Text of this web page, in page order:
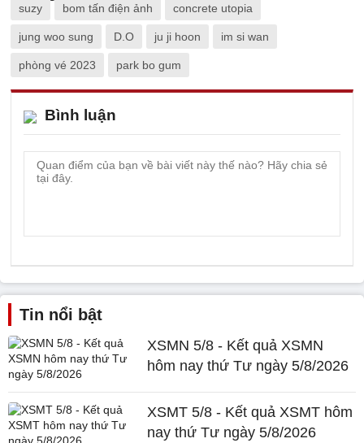
suzy bom tấn điện ảnh concrete utopia
jung woo sung D.O ju ji hoon im si wan
phòng vé 2023 park bo gum
Bình luận
Tin nổi bật
XSMN 5/8 - Kết quả XSMN
hôm nay thứ Tư ngày 5/8/2026
XSMT 5/8 - Kết quả XSMT hôm
nay thứ Tư ngày 5/8/2026